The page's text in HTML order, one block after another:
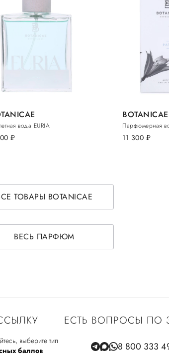
вода EURIA
руб.
BOTANICAE
Парфюмерная
11 300 руб.
ТОВАРЫ BOTANICAE
ВЕСЬ ПАРФЮМ
выберите тип
баллов
ЕСТЬ ВОПРОСЫ ПО
8 800 333